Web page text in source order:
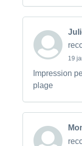
19
Impression
plage